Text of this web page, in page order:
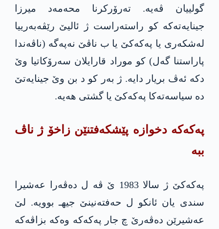
گولییان ڤەیە. تەرۆرکرنا محه‌مه‌د میرزا
جینایەتەکە کو راستەراست ژ ئالیێ رێڤەبەرییا
لەشکەری یا په‌كه‌كێ یا ب ناڤێ نه‌په‌گه‌ (ناڤەندا
پاراستنا گەل) کو موراد قارایلان سەرۆکاتیا وێ
دکە ئەڤ بریار دایە. ژ بەر کو د بن وێ جینایەتێ
دە سیاسەتەکا په‌كه‌كێ یا گشتی هەیە.
په‌كه‌كە دخوازە پێشکەفتنێن زاخۆ ژ ناڤ
ببه‌
په‌كه‌كێ ژ سالا 1983 ێ ڤە ل دەڤەرا عەشیرا
سندی یان ئانكو ل حه‌فته‌نینێ جیهـ بوویە. لێ
عەشیرێن دەڤەرێ چ جار په‌كه‌كە وەکە بزاڤەکە